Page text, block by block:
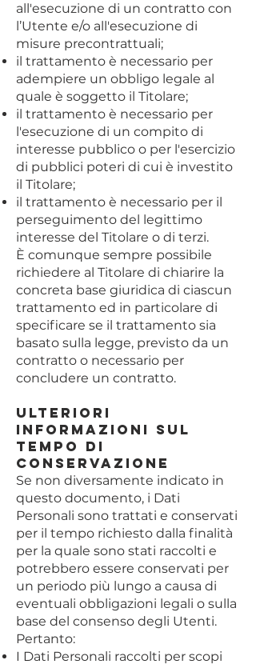
all'esecuzione di un contratto con
l’Utente e/o all'esecuzione di
misure precontrattuali;
il trattamento è necessario per
adempiere un obbligo legale al
quale è soggetto il Titolare;
il trattamento è necessario per
l'esecuzione di un compito di
interesse pubblico o per l'esercizio
di pubblici poteri di cui è investito
il Titolare;
il trattamento è necessario per il
perseguimento del legittimo
interesse del Titolare o di terzi.
È comunque sempre possibile
richiedere al Titolare di chiarire la
concreta base giuridica di ciascun
trattamento ed in particolare di
specificare se il trattamento sia
basato sulla legge, previsto da un
contratto o necessario per
concludere un contratto.
Ulteriori
informazioni sul
tempo di
conservazione
Se non diversamente indicato in
questo documento, i Dati
Personali sono trattati e conservati
per il tempo richiesto dalla finalità
per la quale sono stati raccolti e
potrebbero essere conservati per
un periodo più lungo a causa di
eventuali obbligazioni legali o sulla
base del consenso degli Utenti.
Pertanto:
I Dati Personali raccolti per scopi